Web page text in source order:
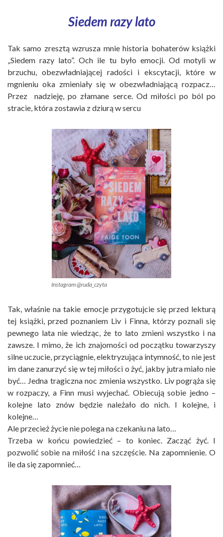
Siedem razy lato
Tak samo zresztą wzrusza mnie historia bohaterów książki
„Siedem razy lato”. Och ile tu było emocji. Od motyli w
brzuchu, obezwładniającej radości i ekscytacji, które w
mgnieniu oka zmieniały się w obezwładniającą rozpacz…
Przez nadzieję, po złamane serce. Od miłości po ból po
stracie, która zostawia z dziurą w sercu
Instagram @ruda_czyta
Tak, właśnie na takie emocje przygotujcie się przed lekturą
tej książki, przed poznaniem Liv i Finna, którzy poznali się
pewnego lata nie wiedząc, że to lato zmieni wszystko i na
zawsze. I mimo, że ich znajomości od początku towarzyszy
silne uczucie, przyciągnie, elektryzująca intymność, to nie jest
im dane zanurzyć się w tej miłości o żyć, jakby jutra miało nie
być… Jedna tragiczna noc zmienia wszystko. Liv pogrąża się
w rozpaczy, a Finn musi wyjechać. Obiecują sobie jedno –
kolejne lato znów będzie należało do nich. I kolejne, i
kolejne…
Ale przecież życie nie polega na czekaniu na lato…
Trzeba w końcu powiedzieć – to koniec. Zacząć żyć. I
pozwolić sobie na miłość i na szczęście. Na zapomnienie. O
ile da się zapomnieć…